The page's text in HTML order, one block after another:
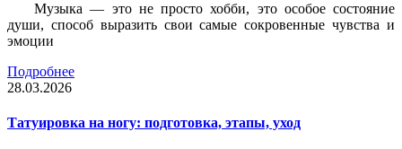
Музыка — это не просто хобби, это особое состояние
души, способ выразить свои самые сокровенные чувства и
эмоции
Подробнее
28.03.2026
Татуировка на ногу: подготовка, этапы, уход